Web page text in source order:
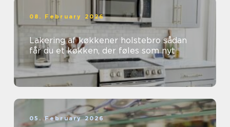
08. February 2026
Lakering af køkkener holstebro sådan
får du et køkken, der føles som nyt
05. February 2026